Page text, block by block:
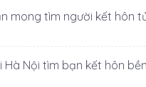
mong tìm người kết hôn
Hà Nội tìm bạn kết hôn